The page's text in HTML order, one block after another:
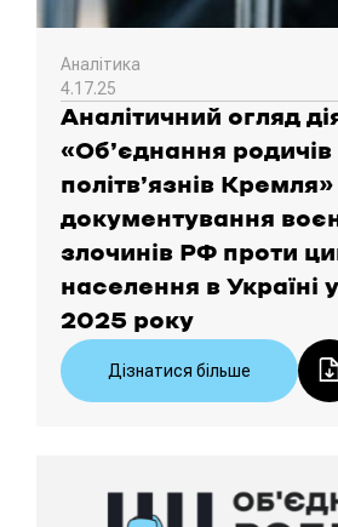
Аналітика
4.17.25
Аналітичний огляд
«Об’єднання родичів
політв’язнів
документування
злочинів РФ проти
населення в Україні
2025 року
Дізнатися більше